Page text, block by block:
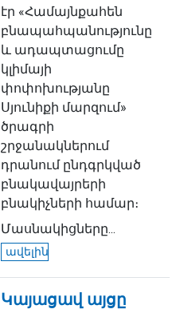
էր «Համայնքահեն
բնապահպանությունը
և ադապտացումը
կլիմայի
փոփոխությանը
Սյունիքի մարզում»
ծրագրի
շրջանակներում
դրանում ընդգրկված
բնակավայրերի
բնակիչների համար։
Մասնակիցները...
ավելին
Կայացավ այցը